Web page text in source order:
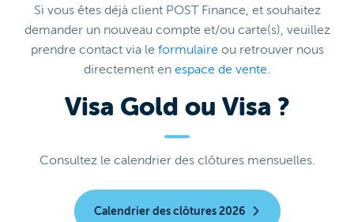
Si vous êtes déjà client POST Finance, et souhaitez
demander un nouveau compte et/ou carte(s), veuillez
prendre contact via le formulaire ou retrouver nous
directement en espace de vente.
Visa Gold ou Visa ?
Consultez le calendrier des clôtures mensuelles.
Calendrier des clôtures 2026